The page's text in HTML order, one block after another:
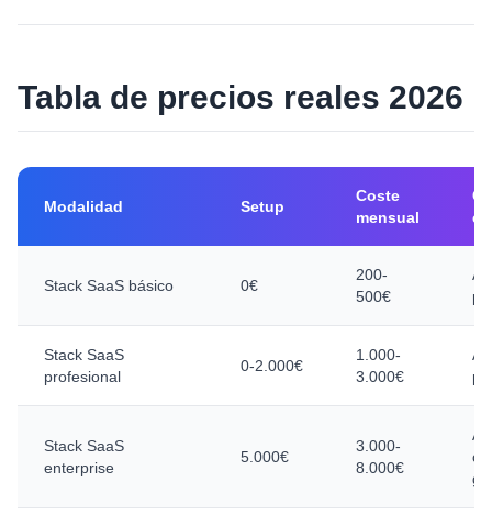
Tabla de precios reales 2026
Modalidad Setup
Coste
mensual
Stack SaaS básico 0€
200-
500€
Stack SaaS
profesional
0-2.000€
1.000-
3.000€
Stack SaaS
enterprise
5.000€
3.000-
8.000€